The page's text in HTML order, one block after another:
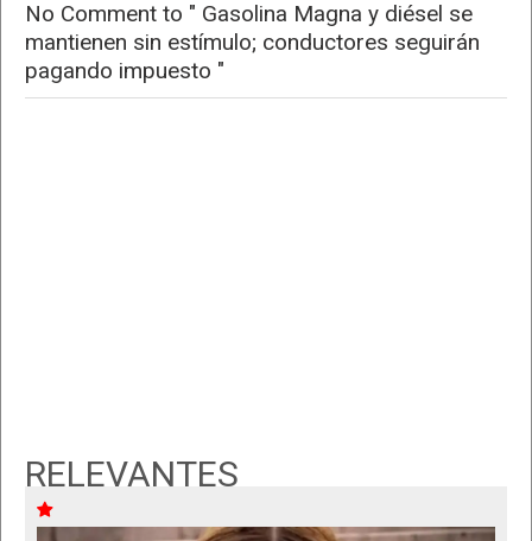
No Comment to " Gasolina Magna y diésel se
mantienen sin estímulo; conductores seguirán
pagando impuesto "
RELEVANTES